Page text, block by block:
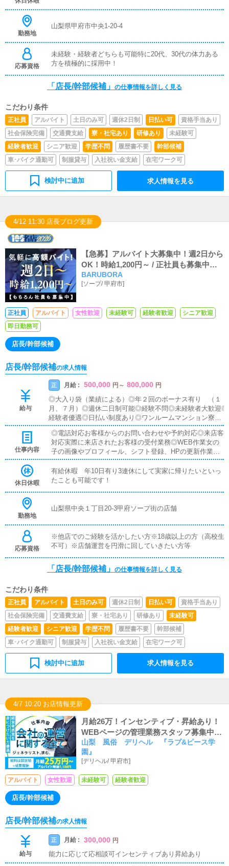
勤務地
山梨県甲府市中央1-20-4
応募資格
未経験・経験者どちらも可能特に20代、30代の体力ある
方を積極的に採用中！
「店長/幹部候補」 の仕事情報を詳しく見る
こだわり条件
正社員 アルバイト 土日のみ可 週休2日制 日払い可
資格手当あり
社会保険完備
交通費支給 寮・社宅あり 研修あり
未経験可
経験者歓迎
シニア歓迎 学歴不問 履歴書不要
幹部候補
車･バイク通勤可
制服貸与 入社祝い金支給 在宅ワーク可
検討中に追加 求人情報を見る
4/12 11:30 店長ブログ更新
【急募】アルバイト大募集中！週2日から
OK！時給1,200円～ / 正社員も募集中！
月収30万～
BARUBORA
[ソープ/甲府市]
正社員 アルバイト 女性歓迎 未経験可 経験者歓迎
シニア歓迎
即日勤務可
店長/幹部候補
店長/幹部候補の求人情報
給与
正 月給 : 500,000 円 ～ 800,000 円
◎大入り袋（業績による）◎年２回のボーナス有り （１
月、７月）◎週休二日制可能◎経験不問◎未経験者大歓迎◎
経験者優遇◎日払い制度あり◎ワンルームマンション寮完
備・即入居可◎昇給昇格随時◎高額歩合＆手当◎車・バイ
ク通勤OK◎独立支援金支給◎残業代支給
仕事内容
◎電話対応お客様からのお問い合わせや予約対応◎来店客
対応実際に来店されたお客様の受付業務◎WEB作業女の
子の画像やプロフィール、シフト登録、HPの更新作業◎
女性キャストのマネジメント女の子の勤怠管理やスケジュ
ール確認◎その他清掃や備品管理等、店舗運営のサポート
業務受付業務がメインとなります。業務全般に慣れていた
休日休暇
有給休暇 年10日有り3連休にして実家に帰りたいといっ
たことも可能です！
勤務地
山梨県中央１丁目20-3甲府ソープ街の店舗
応募資格
※他店でのご経験を活かしたい方※18歳以上の方（高校生
不可）※店舗運営を円滑に回していきたい方等
「店長/幹部候補」 の仕事情報を詳しく見る
こだわり条件
正社員 アルバイト 土日のみ可 週休2日制 日払い可
資格手当あり
社会保険完備
交通費支給 寮・社宅あり 研修あり
未経験可
経験者歓迎
シニア歓迎 学歴不問 履歴書不要
幹部候補
車･バイク通勤可
制服貸与 入社祝い金支給 在宅ワーク可
検討中に追加 求人情報を見る
4/7 10:20 お店情報更新
月給26万！インセンティブ・昇給あり！
WEBページの管理業務スタッフ募集中で
す！
山梨 風俗 デリヘル 『ラブ&ピース学
園』
[デリヘル/甲府市]
アルバイト 女性歓迎 未経験可 経験者歓迎
店長/幹部候補
店長/幹部候補の求人情報
給与
正 月給 : 300,000 円
能力に応じて応相談可インセンティブあり昇給あり